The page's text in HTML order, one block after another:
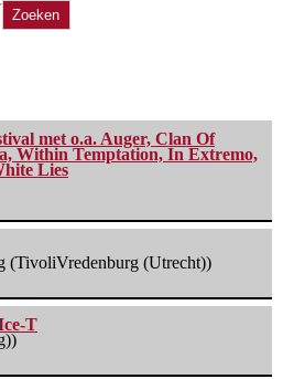
Zoeken
met o.a. Auger, Clan Of
Within Temptation, In Extremo,
Lies
(TivoliVredenburg (Utrecht))
T